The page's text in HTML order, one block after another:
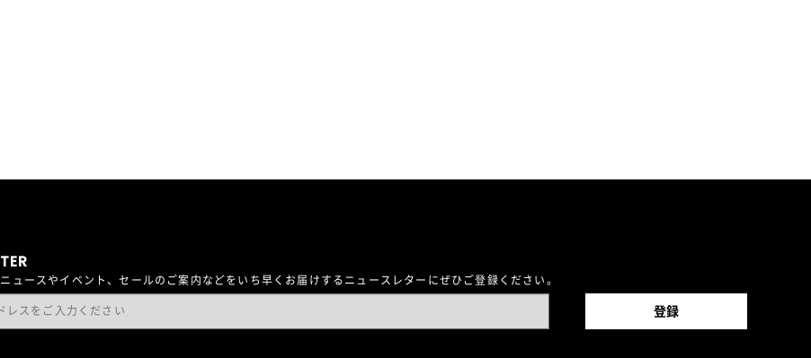
ュースやイベント、セールのご案内などをいち早くお届けするニュースレターにぜひご登録ください。